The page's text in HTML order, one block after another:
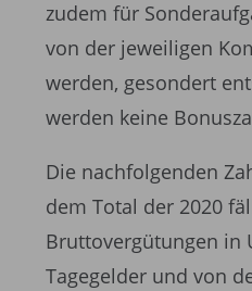
zudem für
von der jeweiligen
werden, gesondert
werden keine
Die nachfolgenden
dem Total der 2020
Bruttovergütungen in
Tagegelder und von